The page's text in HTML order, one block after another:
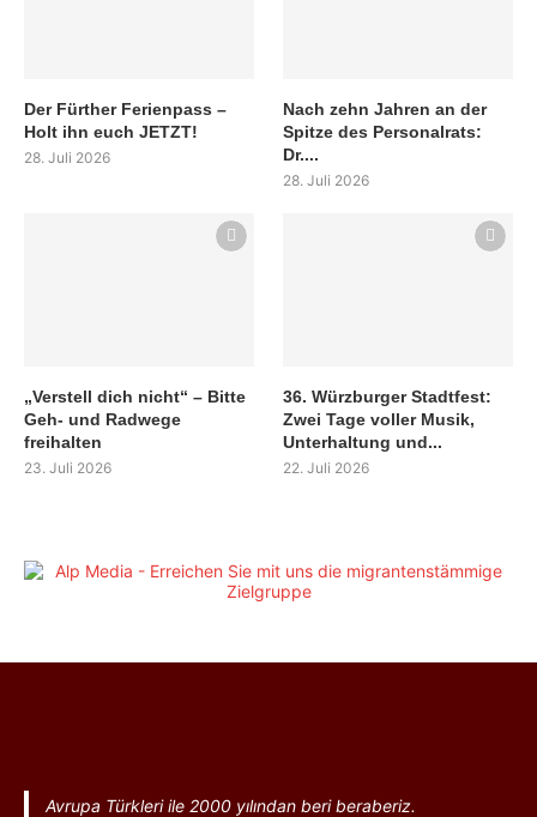
Der Fürther Ferienpass –
Holt ihn euch JETZT!
28. Juli 2026
Nach zehn Jahren an der
Spitze des Personalrats:
Dr....
28. Juli 2026
„Verstell dich nicht“ – Bitte
Geh- und Radwege
freihalten
23. Juli 2026
36. Würzburger Stadtfest:
Zwei Tage voller Musik,
Unterhaltung und...
22. Juli 2026
Avrupa Türkleri ile 2000 yılından beri beraberiz.